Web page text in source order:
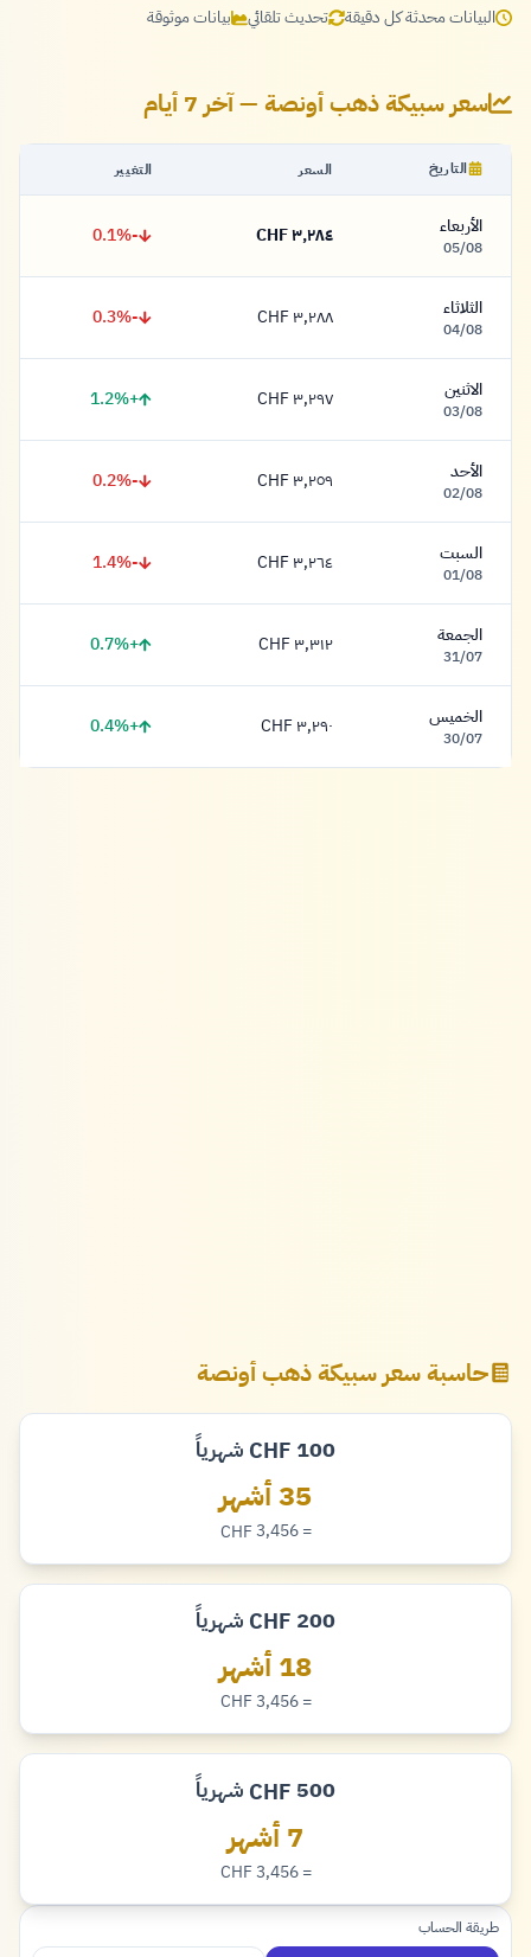
البيانات محدثة كل دقيقة تحديث تلقائي بيانات موثوقة
سعر سبيكة ذهب أونصة — آخر 7 أيام
التاريخ السعر التغيير
الأربعاء
05/08 ٣,٢٨٤ فرنك
٣,٢٨٤ CHF -0.1%
الثلاثاء
04/08 ٣,٢٨٨ فرنك
٣,٢٨٨ CHF -0.3%
الاثنين
03/08 ٣,٢٩٧ فرنك
٣,٢٩٧ CHF +1.2%
الأحد
02/08 ٣,٢٥٩ فرنك
٣,٢٥٩ CHF -0.2%
السبت
01/08 ٣,٢٦٤ فرنك
٣,٢٦٤ CHF -1.4%
الجمعة
31/07 ٣,٣١٢ فرنك
٣,٣١٢ CHF +0.7%
الخميس
30/07 ٣,٢٩٠ فرنك
٣,٢٩٠ CHF +0.4%
حاسبة سعر سبيكة ذهب أونصة
100
فرنك
CHF شهرياً
35 أشهر
= 3,456 فرنك
CHF
200
فرنك
CHF شهرياً
18 أشهر
= 3,456 فرنك
CHF
500
فرنك
CHF شهرياً
7 أشهر
= 3,456 فرنك
CHF
طريقة الحساب